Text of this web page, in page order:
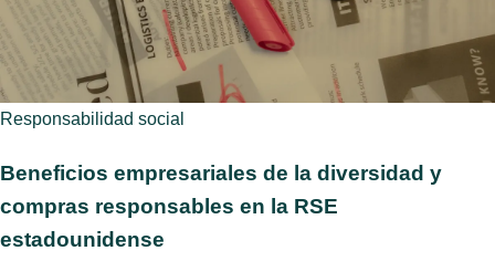
Responsabilidad social
Beneficios empresariales de la diversidad y
compras responsables en la RSE
estadounidense